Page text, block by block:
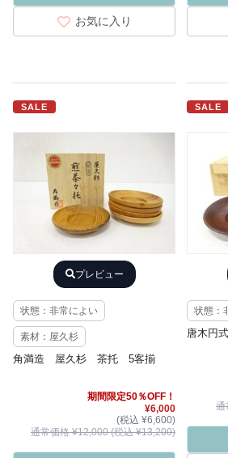
お気に入り
SALE
プレビュー
状態：非常によい
素材：屋久杉
角満造 屋久杉 茶托 5客揃
期間限定50％OFF！
¥6,000
(税込 ¥6,600)
通常価格 ¥12,000 (税込 ¥13,200)
SALE
状態：
唐木円
通